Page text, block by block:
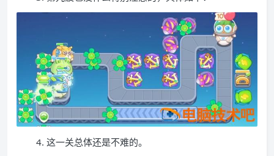
4. 这一关总体还是不难的。